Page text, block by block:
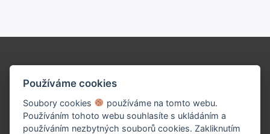
Podpořte naše dílo!
Používáme cookies
Soubory cookies
používáme na tomto webu.
Používáním tohoto webu souhlasíte s ukládáním a
používáním nezbytných souborů cookies. Zakliknutím